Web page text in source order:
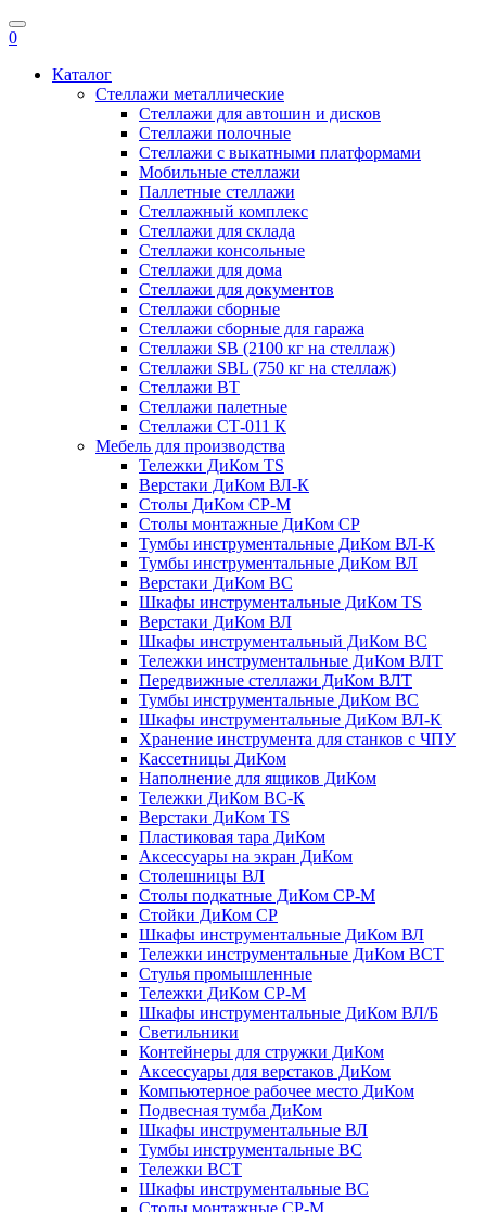
0
Каталог
Стеллажи металлические
Стеллажи для автошин и дисков
Стеллажи полочные
Стеллажи с выкатными платформами
Мобильные стеллажи
Паллетные стеллажи
Стеллажный комплекс
Стеллажи для склада
Стеллажи консольные
Cтеллажи для дома
Стеллажи для документов
Стеллажи сборные
Стеллажи сборные для гаража
Стеллажи SB (2100 кг на стеллаж)
Стеллажи SBL (750 кг на стеллаж)
Стеллажи ВТ
Стеллажи палетные
Стеллажи СТ-011 К
Мебель для производства
Тележки ДиКом TS
Верстаки ДиКом ВЛ-К
Столы ДиКом СР-М
Столы монтажные ДиКом СР
Тумбы инструментальные ДиКом ВЛ-К
Тумбы инструментальные ДиКом ВЛ
Верстаки ДиКом ВС
Шкафы инструментальные ДиКом TS
Верстаки ДиКом ВЛ
Шкафы инструментальный ДиКом ВС
Тележки инструментальные ДиКом ВЛТ
Передвижные стеллажи ДиКом ВЛТ
Тумбы инструментальные ДиКом ВС
Шкафы инструментальные ДиКом ВЛ-К
Хранение инструмента для станков с ЧПУ
Кассетницы ДиКом
Наполнение для ящиков ДиКом
Тележки ДиКом ВС-К
Верстаки ДиКом TS
Пластиковая тара ДиКом
Аксессуары на экран ДиКом
Столешницы ВЛ
Столы подкатные ДиКом СР-М
Стойки ДиКом СР
Шкафы инструментальные ДиКом ВЛ
Тележки инструментальные ДиКом ВСТ
Стулья промышленные
Тележки ДиКом СР-М
Шкафы инструментальные ДиКом ВЛ/Б
Светильники
Контейнеры для стружки ДиКом
Аксессуары для верстаков ДиКом
Компьютерное рабочее место ДиКом
Подвесная тумба ДиКом
Шкафы инструментальные ВЛ
Тумбы инструментальные ВС
Тележки ВСТ
Шкафы инструментальные ВС
Столы монтажные СР-М